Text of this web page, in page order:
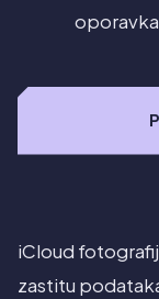
iCloud
zastitu